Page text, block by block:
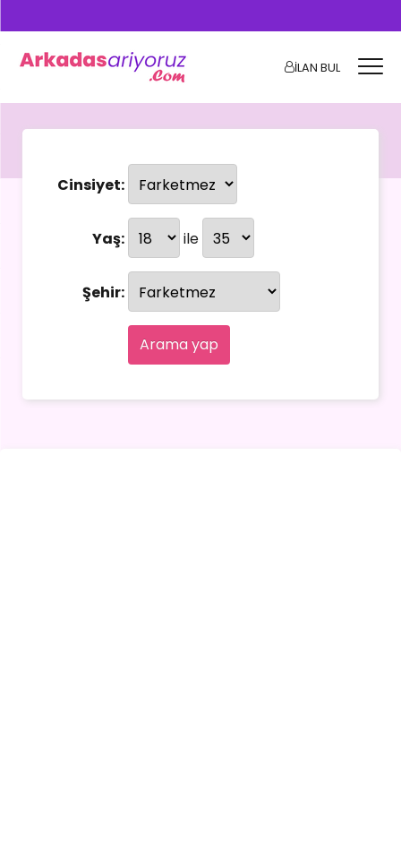
İLAN BUL
Cinsiyet:
Yaş: ile
Şehir:
Arama yap